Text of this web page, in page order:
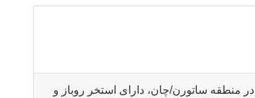
منطقه ساتورن/چان، دارای استخر روباز و